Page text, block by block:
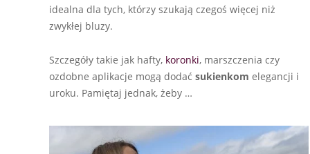
idealna dla tych, którzy szukają czegoś więcej niż
zwykłej bluzy.
Szczegóły takie jak hafty, koronki, marszczenia czy
ozdobne aplikacje mogą dodać sukienkom elegancji i
uroku. Pamiętaj jednak, żeby …